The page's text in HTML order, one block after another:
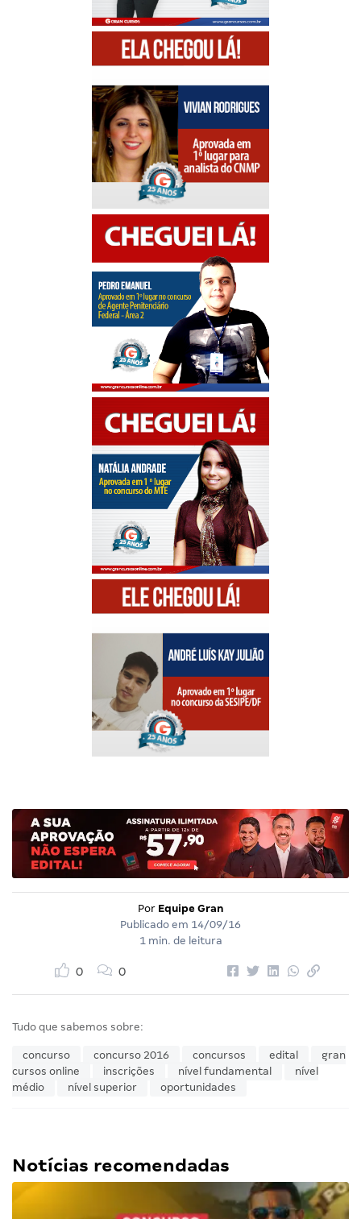
Por Equipe Gran
Publicado em 14/09/16
1 min. de leitura
0 0
Tudo que sabemos sobre:
concurso concurso 2016 concursos edital
gran
cursos online
inscrições nível fundamental
nível
médio
nível superior oportunidades
Notícias recomendadas